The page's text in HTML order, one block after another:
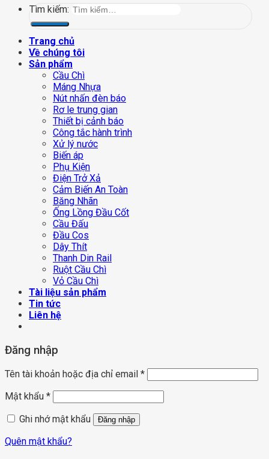
Tìm kiếm:
Trang chủ
Về chúng tôi
Sản phẩm
Cầu Chì
Máng Nhựa
Nút nhấn đèn báo
Rơ le trung gian
Thiết bị cảnh báo
Công tắc hành trình
Xử lý nước
Biến áp
Phụ Kiện
Điện Trở Xả
Cảm Biến An Toàn
Băng Nhãn
Ống Lồng Đầu Cốt
Cầu Đấu
Đầu Cos
Dây Thít
Thanh Din Rail
Ruột Cầu Chì
Vỏ Cầu Chì
Tài liệu sản phẩm
Tin tức
Liên hệ
Đăng nhập
Tên tài khoản hoặc địa chỉ email *
Mật khẩu *
Ghi nhớ mật khẩu
Đăng nhập
Quên mật khẩu?